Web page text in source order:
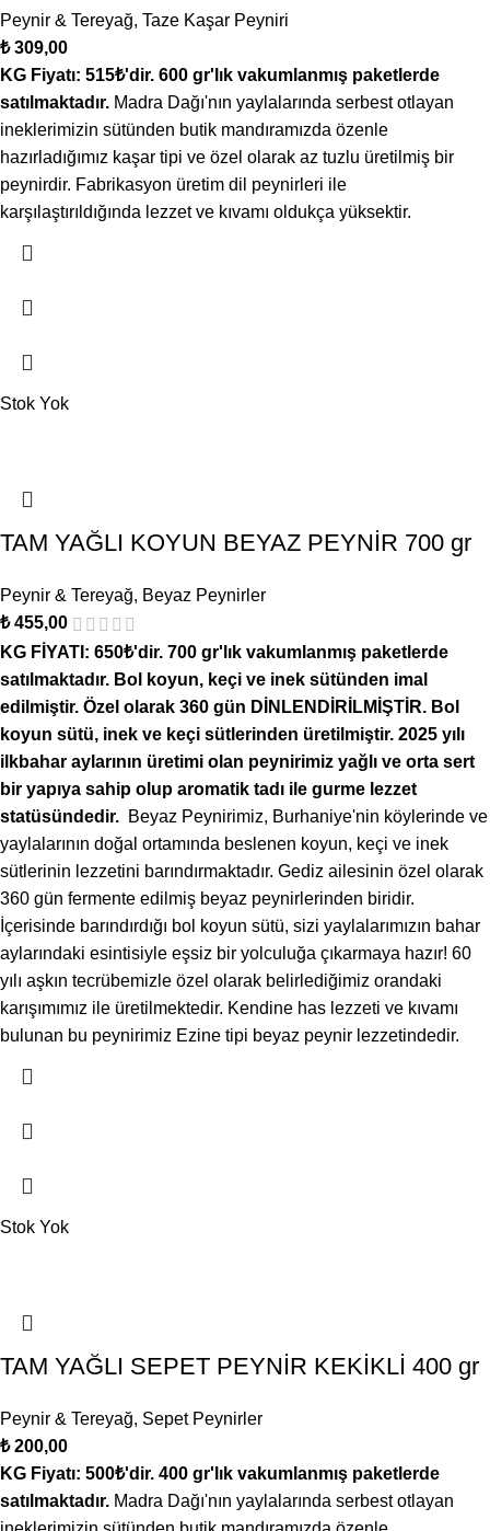
Peynir & Tereyağ, Taze Kaşar Peyniri
₺309,00
KG Fiyatı: 515₺'dir. 600 gr'lık vakumlanmış paketlerde
satılmaktadır. Madra Dağı'nın yaylalarında serbest otlayan
ineklerimizin sütünden butik mandıramızda özenle
hazırladığımız kaşar tipi ve özel olarak az tuzlu üretilmiş bir
peynirdir. Fabrikasyon üretim dil peynirleri ile
karşılaştırıldığında lezzet ve kıvamı oldukça yüksektir.
Stok Yok
TAM YAĞLI KOYUN BEYAZ PEYNİR 700 gr
Peynir & Tereyağ, Beyaz Peynirler
₺455,00
KG FİYATI: 650₺'dir. 700 gr'lık vakumlanmış paketlerde
satılmaktadır. Bol koyun, keçi ve inek sütünden imal
edilmiştir. Özel olarak 360 gün DİNLENDİRİLMİŞTİR. Bol
koyun sütü, inek ve keçi sütlerinden üretilmiştir. 2025 yılı
ilkbahar aylarının üretimi olan peynirimiz yağlı ve orta sert
bir yapıya sahip olup aromatik tadı ile gurme lezzet
statüsündedir. Beyaz Peynirimiz, Burhaniye'nin köylerinde ve
yaylalarının doğal ortamında beslenen koyun, keçi ve inek
sütlerinin lezzetini barındırmaktadır. Gediz ailesinin özel olarak
360 gün fermente edilmiş beyaz peynirlerinden biridir.
İçerisinde barındırdığı bol koyun sütü, sizi yaylalarımızın bahar
aylarındaki esintisiyle eşsiz bir yolculuğa çıkarmaya hazır! 60
yılı aşkın tecrübemizle özel olarak belirlediğimiz orandaki
karışımımız ile üretilmektedir. Kendine has lezzeti ve kıvamı
bulunan bu peynirimiz Ezine tipi beyaz peynir lezzetindedir.
Stok Yok
TAM YAĞLI SEPET PEYNİR KEKİKLİ 400 gr
Peynir & Tereyağ, Sepet Peynirler
₺200,00
KG Fiyatı: 500₺'dir. 400 gr'lık vakumlanmış paketlerde
satılmaktadır. Madra Dağı'nın yaylalarında serbest otlayan